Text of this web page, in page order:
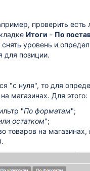
проверить есть
Итоги - По
уровень и
для позиции.
"с нуля", то для
магазинах. Для этого:
"По форматам";
остатком";
товаров на